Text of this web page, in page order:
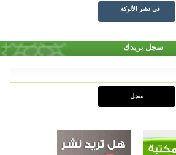
في نشر الألوكة
سجل بريدك